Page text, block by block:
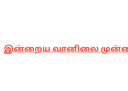
இன்றைய வானிலை